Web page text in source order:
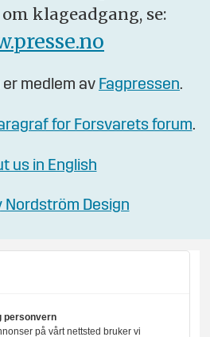
klageadgang, se:
medlem av Fagpressen.
for Forsvarets forum.
us in English
Nordström Design
personvern
på vårt nettsted bruker vi